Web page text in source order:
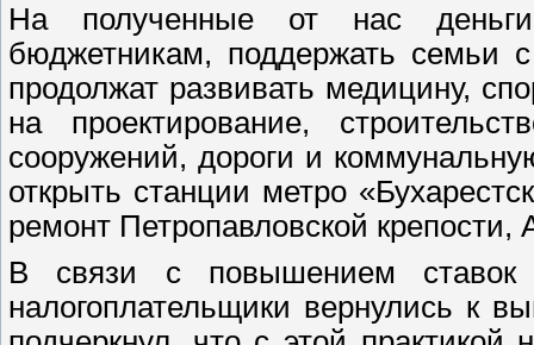
На полученные от нас деньги
бюджетникам, поддержать семьи
продолжат развивать медицину,
на проектирование,
сооружений, дороги и
открыть станции метро
ремонт Петропавловской
В связи с повышением ставок
налогоплательщики вернулись к